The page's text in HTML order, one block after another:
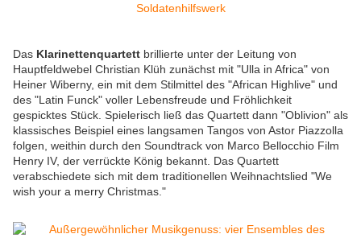
Das Klarinettenquartett brillierte unter der Leitung von
Hauptfeldwebel Christian Klüh zunächst mit "Ulla in Africa" von
Heiner Wiberny, ein mit dem Stilmittel des "African Highlive" und
des "Latin Funck" voller Lebensfreude und Fröhlichkeit
gespicktes Stück. Spielerisch ließ das Quartett dann "Oblivion" als
klassisches Beispiel eines langsamen Tangos von Astor Piazzolla
folgen, weithin durch den Soundtrack von Marco Bellocchio Film
Henry IV, der verrückte König bekannt. Das Quartett
verabschiedete sich mit dem traditionellen Weihnachtslied "We
wish your a merry Christmas."